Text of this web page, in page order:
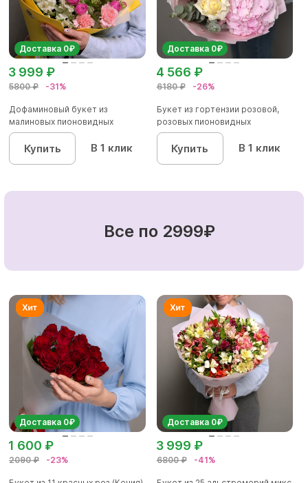
Доставка 0₽
5800 ₽ -31%
3 999 ₽
Дофаминовый букет из
малиновых пионовидных
кустовых роз...
Купить В 1 клик
Доставка 0₽
6180 ₽ -26%
4 566 ₽
Букет из гортензии розовой,
розовых пионовидных
кустовы...
Купить В 1 клик
Все по 2999₽
Доставка 0₽
2090 ₽ -23%
1 600 ₽
Доставка 0₽
6800 ₽ -41%
3 999 ₽